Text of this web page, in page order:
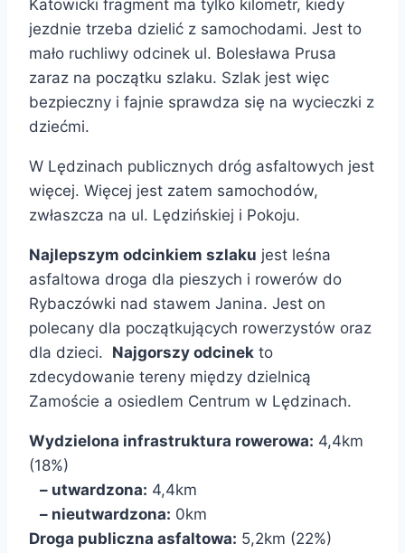
Katowicki fragment ma tylko kilometr, kiedy
jezdnie trzeba dzielić z samochodami. Jest to
mało ruchliwy odcinek ul. Bolesława Prusa
zaraz na początku szlaku. Szlak jest więc
bezpieczny i fajnie sprawdza się na wycieczki z
dziećmi.
W Lędzinach publicznych dróg asfaltowych jest
więcej. Więcej jest zatem samochodów,
zwłaszcza na ul. Lędzińskiej i Pokoju.
Najlepszym odcinkiem szlaku jest leśna
asfaltowa droga dla pieszych i rowerów do
Rybaczówki nad stawem Janina. Jest on
polecany dla początkujących rowerzystów oraz
dla dzieci. Najgorszy odcinek to
zdecydowanie tereny między dzielnicą
Zamoście a osiedlem Centrum w Lędzinach.
Wydzielona infrastruktura rowerowa: 4,4km
(18%)
– utwardzona: 4,4km
– nieutwardzona: 0km
Droga publiczna asfaltowa: 5,2km (22%)